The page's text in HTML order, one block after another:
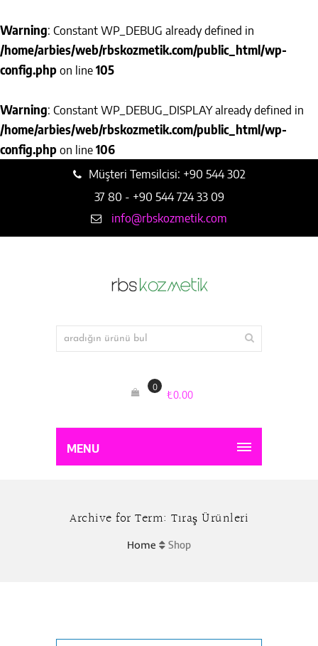
Warning: Constant WP_DEBUG already defined in
/home/arbies/web/rbskozmetik.com/public_html/wp-
config.phpon line105
Warning: Constant WP_DEBUG_DISPLAY already defined in
/home/arbies/web/rbskozmetik.com/public_html/wp-
config.phpon line106
Müşteri Temsilcisi: +90 544 302
37 80 - +90 544 724 33 09
info@rbskozmetik.com
0
₺0.00
MENU
Archive for Term: Tıraş Ürünleri
Home Shop